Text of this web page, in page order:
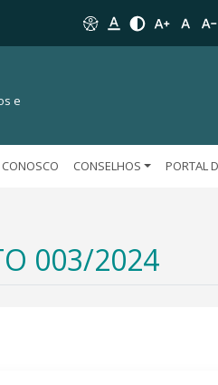
e
CONOSCO CONSELHOS PORTAL
003/2024